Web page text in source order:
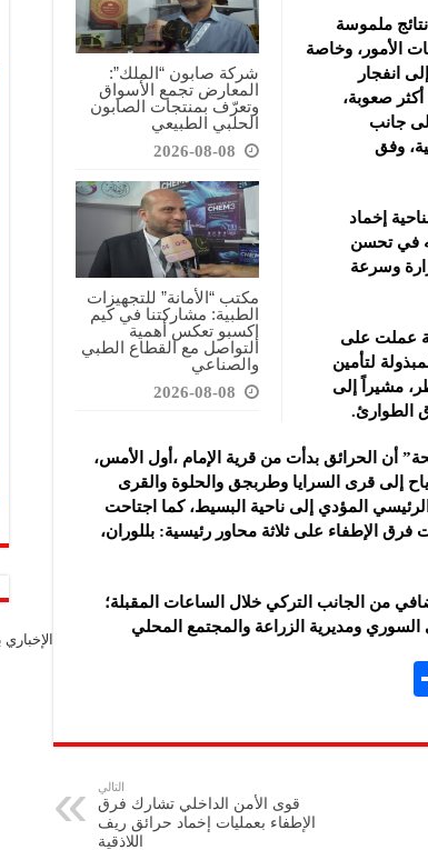
شركة صابون “الملك”:
المعارض تجمع الأسواق
وتعرّف بمنتجات الصابون
الحلبي الطبيعي
2026-08-08
مكتب “الأمانة” للتجهيزات
الطبية: مشاركتنا في كيم
إكسبو تعكس أهمية
التواصل مع القطاع الطبي
والصناعي
2026-08-08
ملموسة
الأمور، وخاصة
انفجار
صعوبة،
جانب
وفق
إخماد
في تحسن
وسرعة
عملت على
لتأمين
مشيراً إلى
الطوارئ.
أن الحرائق بدأت من قرية الإمام ،أول الأمس،
إلى قرى السرايا وطربجق والحلوة والقرى
المؤدي إلى ناحية البسيط، كما اجتاحت
الإطفاء على ثلاثة محاور رئيسية: بللوران،
من الجانب التركي خلال الساعات المقبلة؛
ومديرية الزراعة والمجتمع المحلي
ar
التالي
قوى الأمن الداخلي تشارك فرق
الإطفاء بعمليات إخماد حرائق ريف
اللاذقية